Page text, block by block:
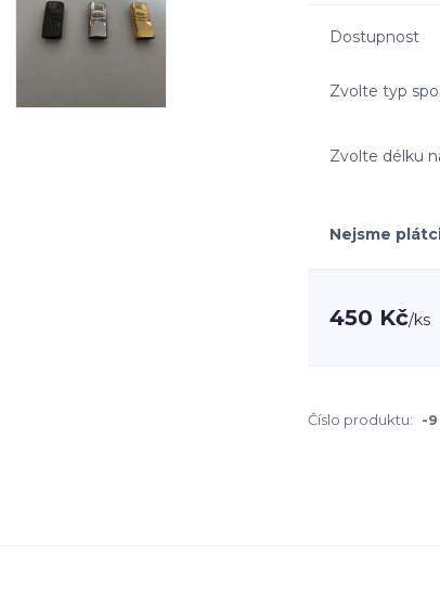
Dostupnost
Zvolte typ
Zvolte délku
Nejsme
450 Kč/ks
Číslo produktu: -9